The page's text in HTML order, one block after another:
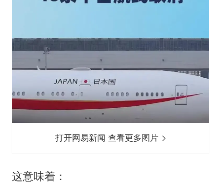
打开网易新闻 查看更多图片
这意味着：